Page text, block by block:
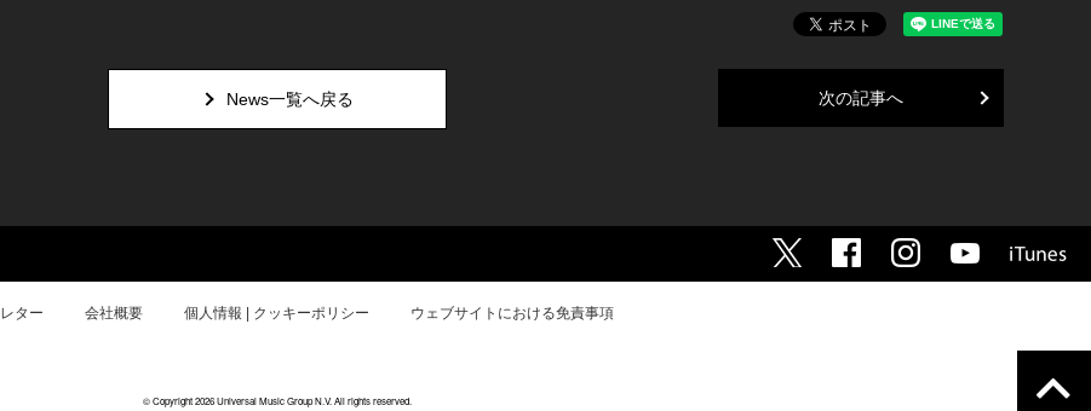
次の記事へ
News一覧へ戻る
ター 会社概要 個人情報 | クッキーポリシー ウェブサイトにおける免責事項
© Copyright 2026 Universal Music Group N.V. All rights reserved.